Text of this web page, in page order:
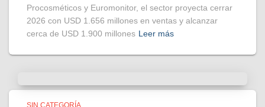
Procosméticos y Euromonitor, el sector proyecta cerrar
2026 con USD 1.656 millones en ventas y alcanzar
cerca de USD 1.900 millones Leer más
SIN CATEGORÍA